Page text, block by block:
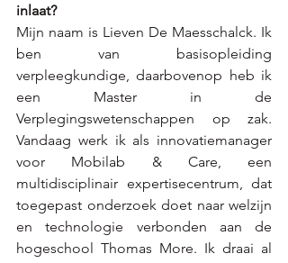
inlaat?
Mijn naam is Lieven De Maesschalck. Ik
ben van basisopleiding
verpleegkundige, daarbovenop heb ik
een Master in de
Verplegingswetenschappen op zak.
Vandaag werk ik als innovatiemanager
voor Mobilab & Care, een
multidisciplinair expertisecentrum, dat
toegepast onderzoek doet naar welzijn
en technologie verbonden aan de
hogeschool Thomas More. Ik draai al